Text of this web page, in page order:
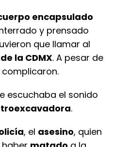
encapsulado
y prensado
que llamar al
la CDMX. A pesar de
escuchaba el sonido
.
, el asesino, quien